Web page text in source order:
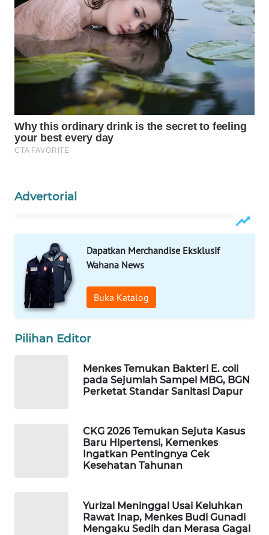
Advertorial
Dapatkan Merchandise Eksklusif
Wahana News
Buka Katalog
Pilihan Editor
Menkes Temukan Bakteri E. coli
pada Sejumlah Sampel MBG, BGN
Perketat Standar Sanitasi Dapur
CKG 2026 Temukan Sejuta Kasus
Baru Hipertensi, Kemenkes
Ingatkan Pentingnya Cek
Kesehatan Tahunan
Yurizal Meninggal Usai Keluhkan
Rawat Inap, Menkes Budi Gunadi
Mengaku Sedih dan Merasa Gagal
WN
LABUANBAJO
WN
BORNEO
Media
Group
WAHANA
WAHANA
WAHANA
ADVOKAT
WAHANA
INFRASTRUKTUR
WAHANA
KONSUMEN